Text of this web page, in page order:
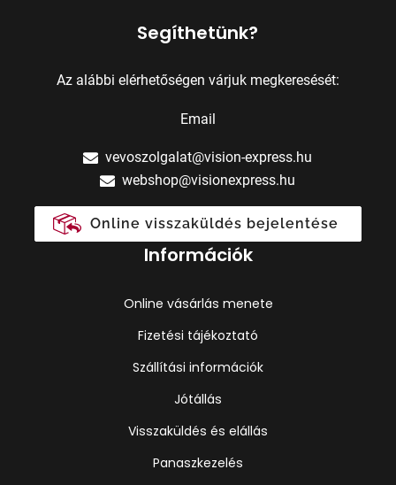
Segíthetünk?
Az alábbi elérhetőségen várjuk megkeresését:
Email
vevoszolgalat@vision-express.hu
webshop@visionexpress.hu
Online visszaküldés bejelentése
Információk
Online vásárlás menete
Fizetési tájékoztató
Szállítási információk
Jótállás
Visszaküldés és elállás
Panaszkezelés